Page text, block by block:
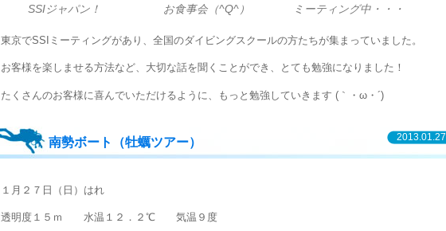
SSIジャパン！ お食事会（^Q^） ミーティング中・・・
東京でSSIミーティングがあり、全国のダイビングスクールの方たちが集まっていました。
お客様を楽しませる方法など、大切な話を聞くことができ、とても勉強になりました！
たくさんのお客様に喜んでいただけるように、もっと勉強していきます (｀・ω・´)
南勢ボート（牡蠣ツアー） 2013.01.27
１月２７日（日）はれ
透明度１５ｍ 水温１２．２℃ 気温９度